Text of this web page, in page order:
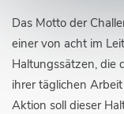
Das Motto der
einer von acht im
Haltungssätzen, die
ihrer täglichen
Aktion soll dieser